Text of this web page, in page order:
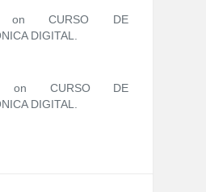
CURSO DE
DIGITAL.
on CURSO DE
DIGITAL.